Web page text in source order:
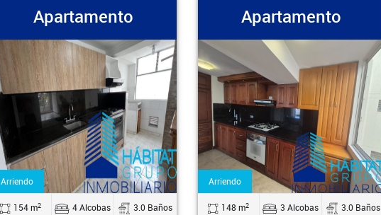
Apartamento
Arriendo
148 m2 3 Alcobas 3.0 Baños
Apartamento
Arriendo
70 m2 3 Alcobas 2.0 Baños